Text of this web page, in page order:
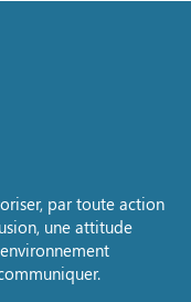
par toute action
une attitude